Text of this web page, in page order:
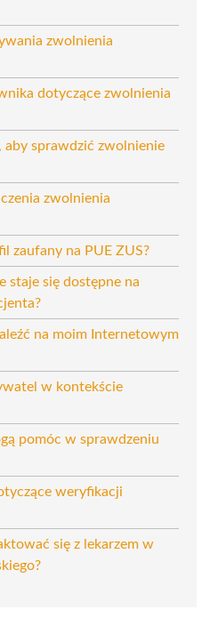
zwolnienia
dotyczące zwolnienia
aby sprawdzić zwolnienie
zwolnienia
zaufany na PUE ZUS?
staje się dostępne na
na moim Internetowym
w kontekście
pomóc w sprawdzeniu
weryfikacji
się z lekarzem w